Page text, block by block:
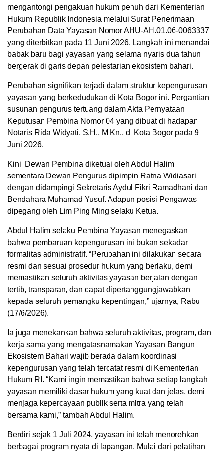
00:00
mengantongi pengakuan hukum penuh dari Kementerian
Hukum Republik Indonesia melalui Surat Penerimaan
Perubahan Data Yayasan Nomor AHU-AH.01.06-0063337
yang diterbitkan pada 11 Juni 2026. Langkah ini menandai
babak baru bagi yayasan yang selama nyaris dua tahun
bergerak di garis depan pelestarian ekosistem bahari.
Perubahan signifikan terjadi dalam struktur kepengurusan
yayasan yang berkedudukan di Kota Bogor ini. Pergantian
susunan pengurus tertuang dalam Akta Pernyataan
Keputusan Pembina Nomor 04 yang dibuat di hadapan
Notaris Rida Widyati, S.H., M.Kn., di Kota Bogor pada 9
Juni 2026.
Kini, Dewan Pembina diketuai oleh Abdul Halim,
sementara Dewan Pengurus dipimpin Ratna Widiasari
dengan didampingi Sekretaris Aydul Fikri Ramadhani dan
Bendahara Muhamad Yusuf. Adapun posisi Pengawas
dipegang oleh Lim Ping Ming selaku Ketua.
Abdul Halim selaku Pembina Yayasan menegaskan
bahwa pembaruan kepengurusan ini bukan sekadar
formalitas administratif. “Perubahan ini dilakukan secara
resmi dan sesuai prosedur hukum yang berlaku, demi
memastikan seluruh aktivitas yayasan berjalan dengan
tertib, transparan, dan dapat dipertanggungjawabkan
kepada seluruh pemangku kepentingan,” ujarnya, Rabu
(17/6/2026).
Ia juga menekankan bahwa seluruh aktivitas, program, dan
kerja sama yang mengatasnamakan Yayasan Bangun
Ekosistem Bahari wajib berada dalam koordinasi
kepengurusan yang telah tercatat resmi di Kementerian
Hukum RI. “Kami ingin memastikan bahwa setiap langkah
yayasan memiliki dasar hukum yang kuat dan jelas, demi
menjaga kepercayaan publik serta mitra yang telah
bersama kami,” tambah Abdul Halim.
Berdiri sejak 1 Juli 2024, yayasan ini telah menorehkan
berbagai program nyata di lapangan. Mulai dari pelatihan